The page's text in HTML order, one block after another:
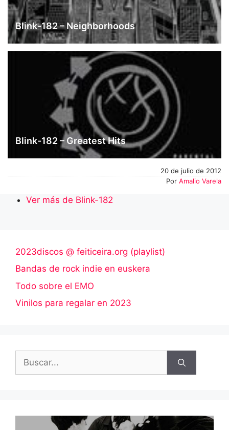
Blink-182 – Neighborhoods
Blink-182 – Greatest Hits
20 de julio de 2012
Por Amalio Varela
Ver más de Blink-182
2023discos @ feiticeira.org (playlist)
Bandas de rock indie en euskera
Todo sobre el EMO
Vinilos para regalar en 2023
Buscar: